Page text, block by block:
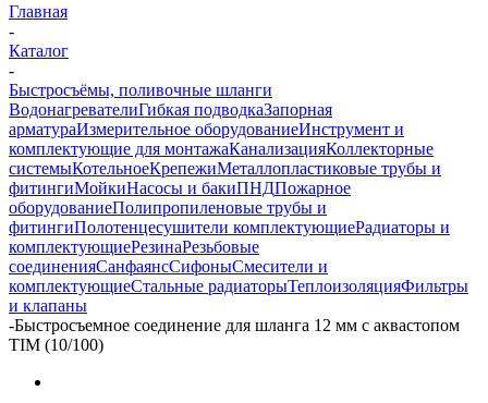
Главная
-
Каталог
-
Быстросъёмы, поливочные шланги
ВодонагревателиГибкая подводкаЗапорная
арматураИзмерительное оборудованиеИнструмент и
комплектующие для монтажаКанализацияКоллекторные
системыКотельноеКрепежиМеталлопластиковые трубы и
фитингиМойкиНасосы и бакиПНДПожарное
оборудованиеПолипропиленовые трубы и
фитингиПолотенцесушители комплектующиеРадиаторы и
комплектующиеРезинаРезьбовые
соединенияСанфаянсСифоныСмесители и
комплектующиеСтальные радиаторыТеплоизоляцияФильтры
и клапаны
-Быстросъемное соединение для шланга 12 мм с аквастопом
TIM (10/100)